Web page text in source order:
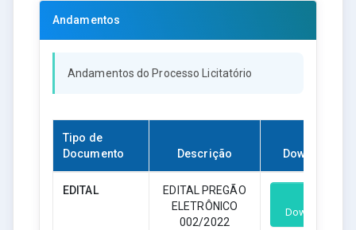
Andamentos
Andamentos do Processo Licitatório
Tipo de
Documento
Descrição Download
EDITAL
EDITAL PREGÃO
ELETRÔNICO
002/2022
Download